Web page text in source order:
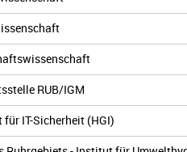
RUB/IGM
IT-Sicherheit (HGI)